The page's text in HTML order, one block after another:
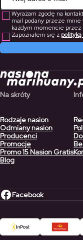
Wyrażam zgodę na
mail podany przeze mnie
każdym momencie
Zapoznałem się z polityką
Na skróty
Rodzaje nasion
Odmiany nasion
Producenci
Promocje
Promo 15 Nasion Gratis
Blog
Facebook